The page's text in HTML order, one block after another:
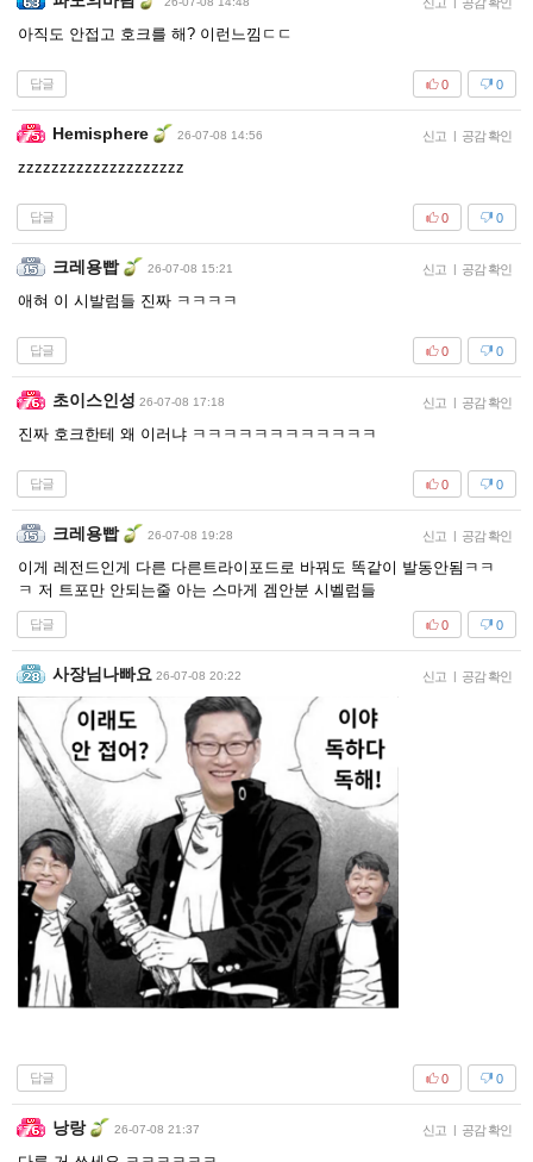
아직도 안접고 호크를 해? 이런느낌ㄷㄷ
답글 0
0
Hemisphere 26-07-08 14:56 신고 | 공감 확인
zzzzzzzzzzzzzzzzzzzz
답글 0
0
크레용빱 26-07-08 15:21 신고 | 공감 확인
애혀 이 시발럼들 진짜 ㅋㅋㅋㅋ
답글 0
0
초이스인성 26-07-08 17:18 신고 | 공감 확인
진짜 호크한테 왜 이러냐 ㅋㅋㅋㅋㅋㅋㅋㅋㅋㅋㅋㅋ
답글 0
0
크레용빱 26-07-08 19:28 신고 | 공감 확인
이게 레전드인게 다른 다른트라이포드로 바꿔도 똑같이 발동안됨ㅋㅋ
ㅋ 저 트포만 안되는줄 아는 스마게 겜안분 시벨럼들
답글 0
0
사장님나빠요 26-07-08 20:22 신고 | 공감 확인
답글 0
0
낭랑 26-07-08 21:37 신고 | 공감 확인